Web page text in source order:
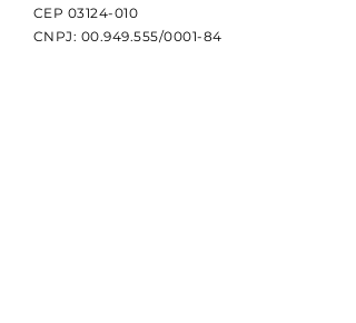
CEP 03124-010
CNPJ: 00.949.555/0001-84